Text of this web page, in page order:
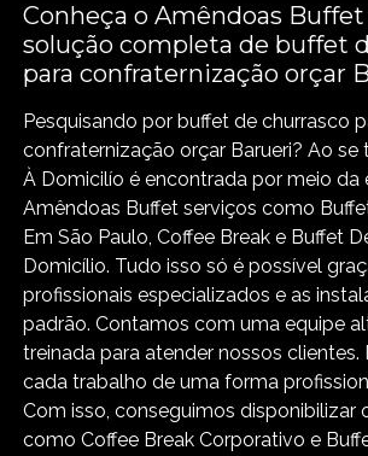
Conheça o Amêndoas Buffet
solução completa de buffet
para confraternização orçar
Pesquisando por buffet de churrasco
confraternização orçar Barueri? Ao se
À Domicilío é encontrada por meio da
Amêndoas Buffet serviços como
Em São Paulo, Coffee Break e Buffet
Domicílio. Tudo isso só é possível
profissionais especializados e as
padrão. Contamos com uma equipe
treinada para atender nossos
cada trabalho de uma forma
Com isso, conseguimos disponibilizar
como Coffee Break Corporativo e